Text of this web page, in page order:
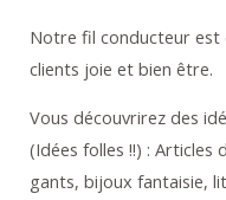
Notre fil conducteur est
clients joie et bien être.
Vous découvrirez des
(Idées folles !!) : Articles
gants, bijoux fantaisie,